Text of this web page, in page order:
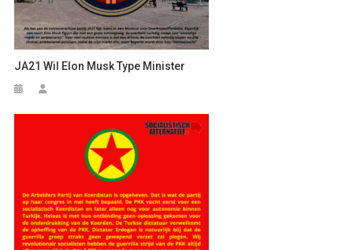
JA21 Wil Elon Musk Type Minister